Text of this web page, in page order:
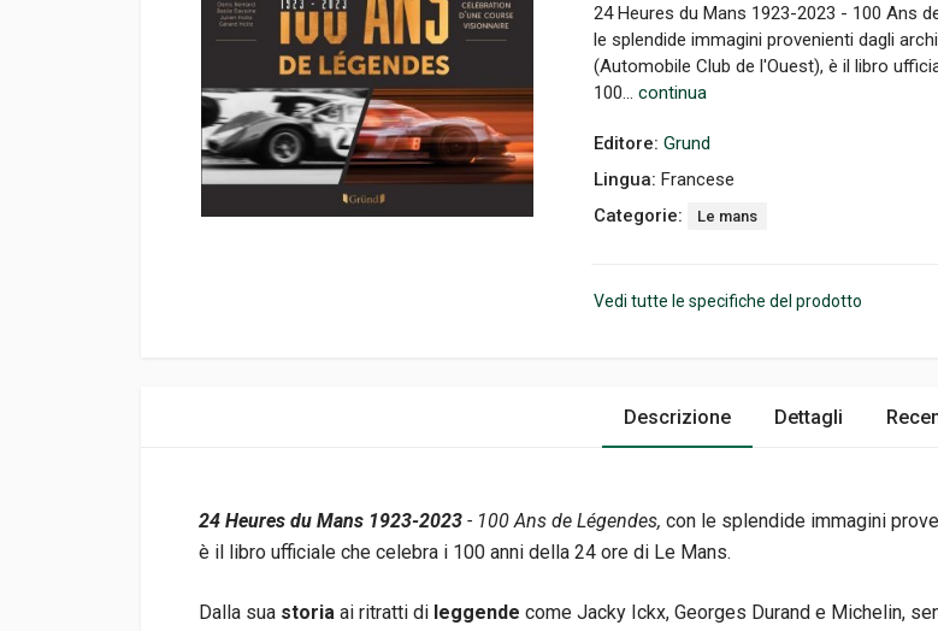
24 Heures du Mans 1923-2023 - 100 Ans
le splendide immagini provenienti dagli
(Automobile Club de l'Ouest), è il libro
100... continua
Editore: Grund
Lingua: Francese
Categorie:
Le mans
Vedi tutte le specifiche del prodotto
Descrizione Dettagli
24 Heures du Mans 1923-2023 - 100 Ans de Légendes, con le splendide immagini
è il libro ufficiale che celebra i 100 anni della 24 ore di Le Mans.
Dalla sua storia ai ritratti di leggende come Jacky Ickx, Georges Durand e Michelin,